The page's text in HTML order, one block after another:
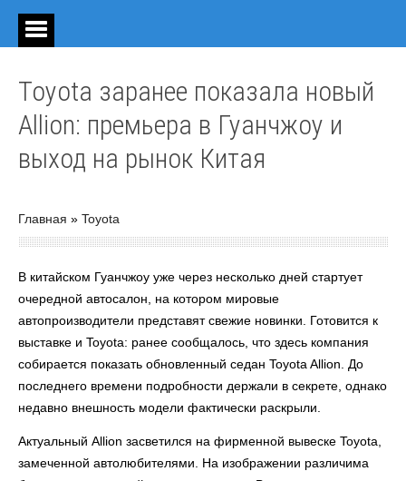
Toyota заранее показала новый
Allion: премьера в Гуанчжоу и
выход на рынок Китая
Главная » Toyota
В китайском Гуанчжоу уже через несколько дней стартует
очередной автосалон, на котором мировые
автопроизводители представят свежие новинки. Готовится к
выставке и Toyota: ранее сообщалось, что здесь компания
собирается показать обновленный седан Toyota Allion. До
последнего времени подробности держали в секрете, однако
недавно внешность модели фактически раскрыли.
Актуальный Allion засветился на фирменной вывеске Toyota,
замеченной автолюбителями. На изображении различима